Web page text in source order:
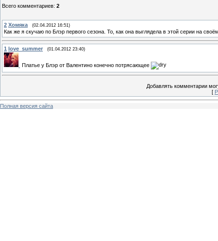
Всего комментариев: 2
2 Хомяка (02.04.2012 16:51)
Как же я скучаю по Блэр первого сезона. То, как она выглядела в этой серии на
1 love_summer (01.04.2012 23:40)
Платье у Блэр от Валентино конечно потрясающее
Добавлять комментарии
[
Полная версия сайта